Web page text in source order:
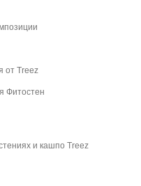
от Treez
Фитостен
и кашпо Treez